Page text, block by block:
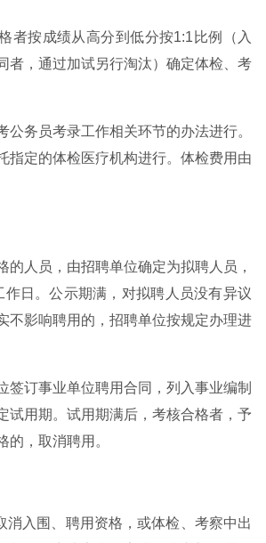
者按成绩从高分到低分按1:1比例（入
者，通过加试另行淘汰）确定体检、考
公务员考录工作相关环节的办法进行。
指定的体检医疗机构进行。体检费用由
的人员，由招聘单位确定为拟聘人员，
作日。公示期满，对拟聘人员没有异议
不影响聘用的，招聘单位按规定办理进
签订事业单位聘用合同，列入事业编制
试用期。试用期满后，考核合格者，予
的，取消聘用。
消入围、聘用资格，或体检、考察中出